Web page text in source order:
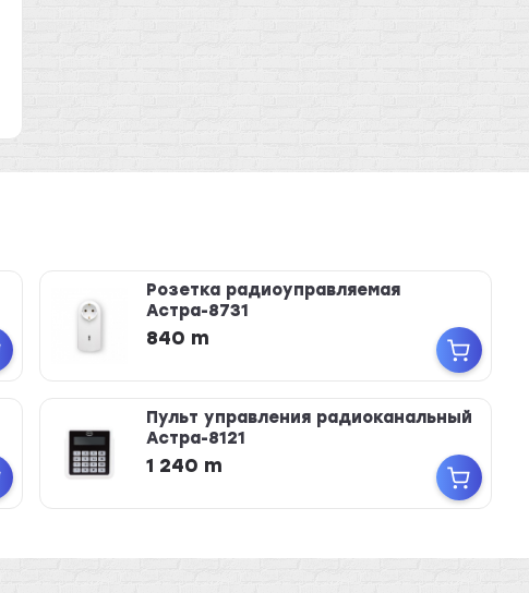
Розетка радиоуправляемая
Астра-8731
840 m
Пульт управления радиоканальный
Астра-8121
1 240 m